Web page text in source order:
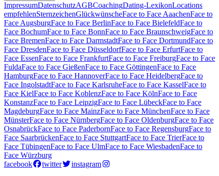
ImpressumDatenschutzAGBCoachingDating-LexikonLocations
empfehlenSternzeichenGlückwünscheFace to Face AaachenFace to
Face AugsburgFace to Face BerlinFace to Face BielefeldFace to
Face BochumFace to Face BonnFace to Face BraunschweigFace to
Face BremenFace to Face DarmstadtFace to Face DortmundFace to
Face DresdenFace to Face DüsseldorfFace to Face ErfurtFace to
Face EssenFace to Face FrankfurtFace to Face FreiburgFace to Face
FuldaFace to Face GießenFace to Face GöttingenFace to Face
HamburgFace to Face HannoverFace to Face HeidelbergFace to
Face IngolstadtFace to Face KarlsruheFace to Face KasselFace to
Face KielFace to Face KoblenzFace to Face KölnFace to Face
KonstanzFace to Face LeipzigFace to Face LübeckFace to Face
MagdeburgFace to Face MainzFace to Face MünchenFace to Face
MünsterFace to Face NürnbergFace to Face OldenburgFace to Face
OsnabrückFace to Face PaderbornFace to Face RegensburgFace to
Face SaarbrückenFace to Face StuttgartFace to Face TrierFace to
Face TübingenFace to Face UlmFace to Face WiesbadenFace to
Face Würzburg
facebook
twitter instagram